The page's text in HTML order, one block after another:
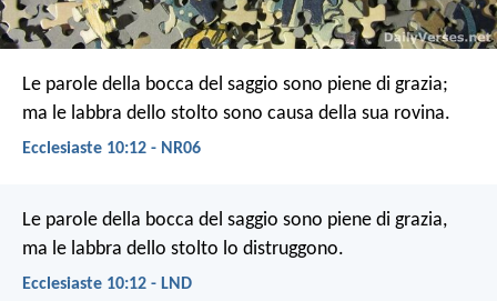
Le parole della bocca del saggio sono piene di grazia;
ma le labbra dello stolto sono causa della sua rovina.
Ecclesiaste 10:12 - NR06
Le parole della bocca del saggio sono piene di grazia,
ma le labbra dello stolto lo distruggono.
Ecclesiaste 10:12 - LND